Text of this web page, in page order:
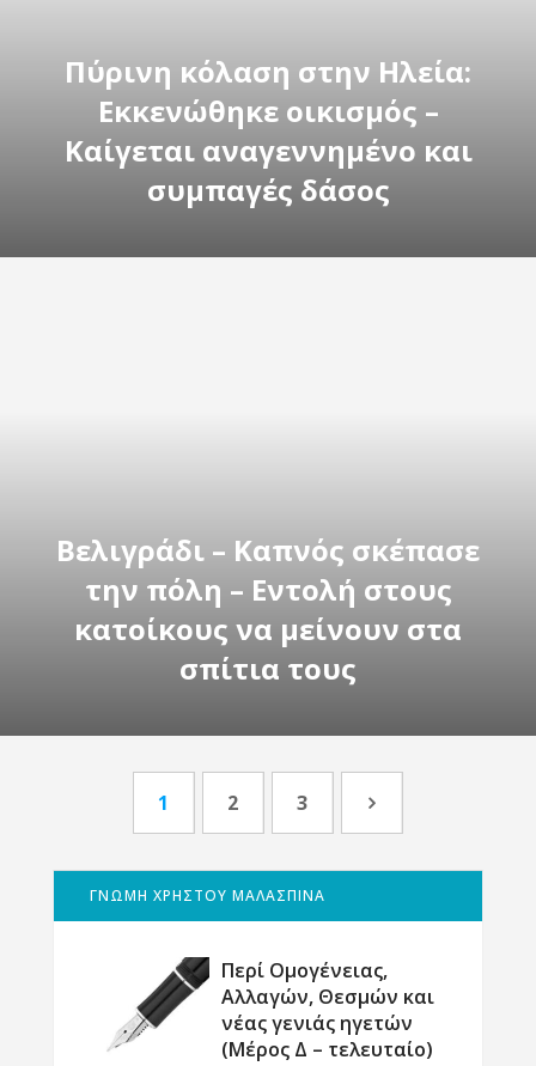
Πύρινη κόλαση στην Ηλεία:
Εκκενώθηκε οικισμός –
Καίγεται αναγεννημένο και
συμπαγές δάσος
Βελιγράδι – Καπνός σκέπασε
την πόλη – Εντολή στους
κατοίκους να μείνουν στα
σπίτια τους
1 2 3
ΓΝΩΜΗ ΧΡΗΣΤΟΥ ΜΑΛΑΣΠΙΝΑ
Περί Ομογένειας,
Αλλαγών, Θεσμών και
νέας γενιάς ηγετών
(Μέρος Δ – τελευταίο)